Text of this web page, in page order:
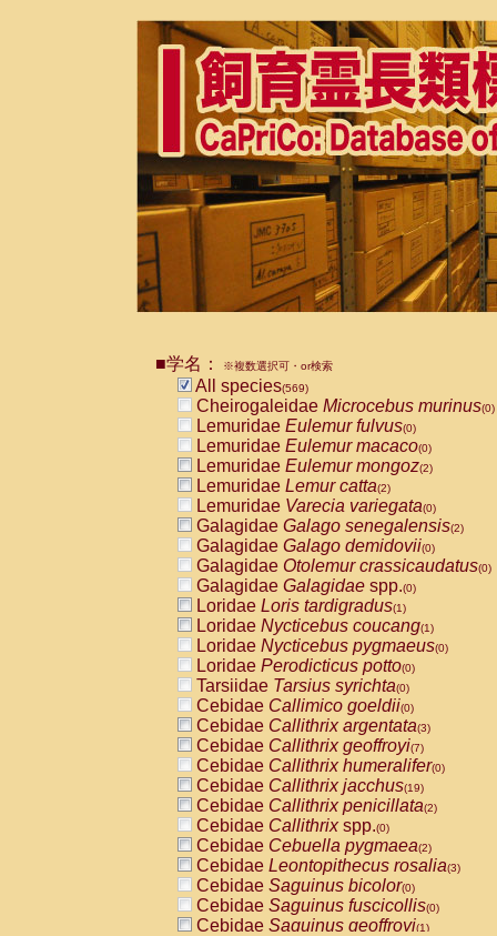
■学名： ※複数選択可・or検索
All species(569)
Cheirogaleidae Microcebus murinus(0)
Lemuridae Eulemur fulvus(0)
Lemuridae Eulemur macaco(0)
Lemuridae Eulemur mongoz(2)
Lemuridae Lemur catta(2)
Lemuridae Varecia variegata(0)
Galagidae Galago senegalensis(2)
Galagidae Galago demidovii(0)
Galagidae Otolemur crassicaudatus(0)
Galagidae Galagidae spp.(0)
Loridae Loris tardigradus(1)
Loridae Nycticebus coucang(1)
Loridae Nycticebus pygmaeus(0)
Loridae Perodicticus potto(0)
Tarsiidae Tarsius syrichta(0)
Cebidae Callimico goeldii(0)
Cebidae Callithrix argentata(3)
Cebidae Callithrix geoffroyi(7)
Cebidae Callithrix humeralifer(0)
Cebidae Callithrix jacchus(19)
Cebidae Callithrix penicillata(2)
Cebidae Callithrixspp.(0)
Cebidae Cebuella pygmaea(2)
Cebidae Leontopithecus rosalia(3)
Cebidae Saguinus bicolor(0)
Cebidae Saguinus fuscicollis(0)
Cebidae Saguinus geoffroyi(1)